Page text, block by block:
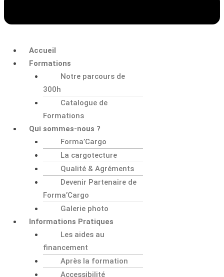
Accueil
Formations
Notre parcours de
300h
Catalogue de
Formations
Qui sommes-nous ?
Forma’Cargo
La cargotecture
Qualité & Agréments
Devenir Partenaire de
Forma’Cargo
Galerie photo
Informations Pratiques
Les aides au
financement
Après la formation
Accessibilité